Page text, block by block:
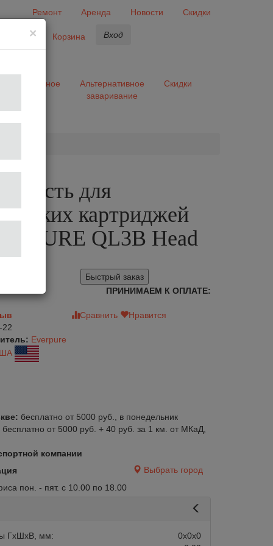
Ремонт Аренда Новости
Скидки
Корзина Вход
Разное
Альтернативное
заваривание
Скидки
Нравится
часть для
картриджей
QL3B Head
Быстрый заказ
ПРИНИМАЕМ К ОПЛАТЕ:
Сравнить
Нравится
22
Everpure
бесплатно от 5000 руб., в понедельник
бесплатно от 5000 руб. + 40 руб. за 1 км. от МКаД,
компании
Выбрать город
пон. - пят. с 10.00 по 18.00
ГхШхВ, мм:
0х0х0
×